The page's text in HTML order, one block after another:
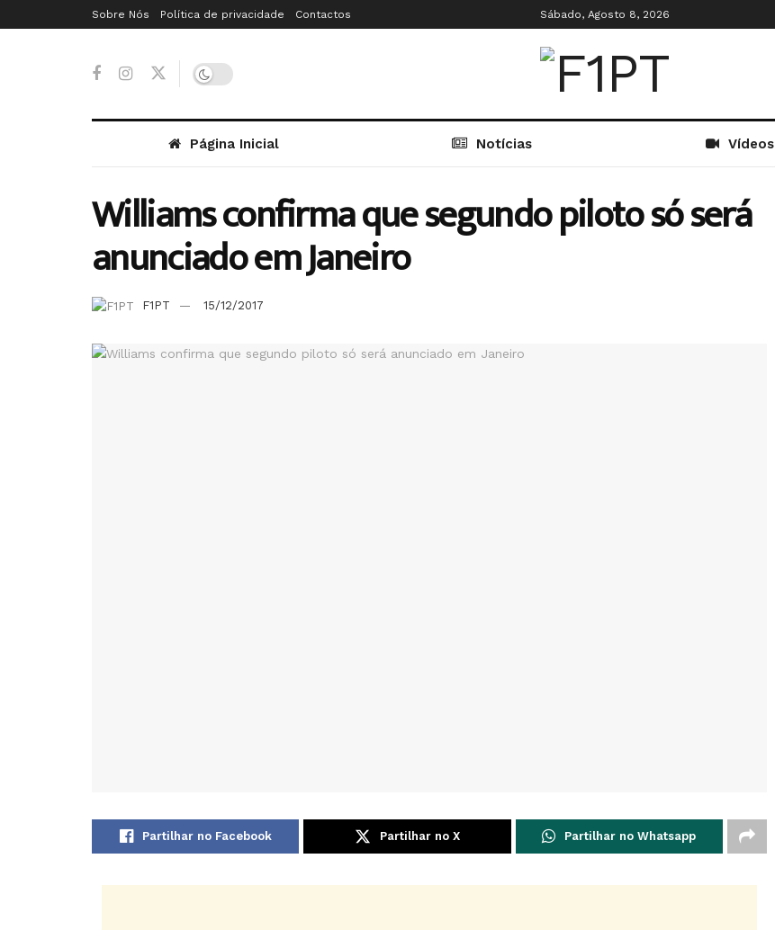
Sobre Nós Política de privacidade Contactos Sábado, Agosto 8, 2026
Página Inicial Notícias Vídeos
Williams confirma que segundo piloto só será
anunciado em Janeiro
F1PT 15/12/2017
Partilhar no Facebook Partilhar no X Partilhar no Whatsapp